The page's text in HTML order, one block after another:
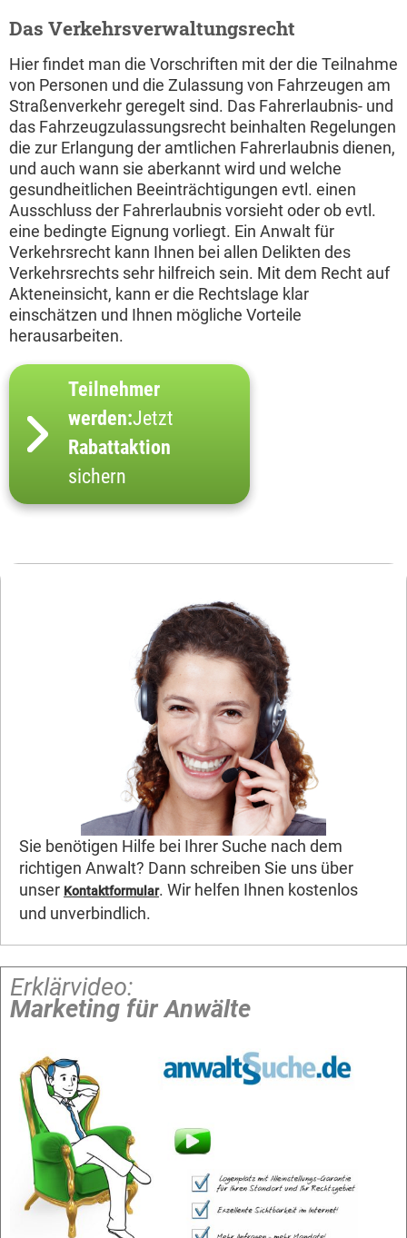
Das Verkehrsverwaltungsrecht
Hier findet man die Vorschriften mit der die Teilnahme
von Personen und die Zulassung von Fahrzeugen am
Straßenverkehr geregelt sind. Das Fahrerlaubnis- und
das Fahrzeugzulassungsrecht beinhalten Regelungen
die zur Erlangung der amtlichen Fahrerlaubnis dienen,
und auch wann sie aberkannt wird und welche
gesundheitlichen Beeinträchtigungen evtl. einen
Ausschluss der Fahrerlaubnis vorsieht oder ob evtl.
eine bedingte Eignung vorliegt. Ein Anwalt für
Verkehrsrecht kann Ihnen bei allen Delikten des
Verkehrsrechts sehr hilfreich sein. Mit dem Recht auf
Akteneinsicht, kann er die Rechtslage klar
einschätzen und Ihnen mögliche Vorteile
herausarbeiten.
Teilnehmer
werden:Jetzt
Rabattaktion
sichern
Sie benötigen Hilfe bei Ihrer Suche nach dem
richtigen Anwalt? Dann schreiben Sie uns über
unser Kontaktformular. Wir helfen Ihnen kostenlos
und unverbindlich.
Erklärvideo:
Marketing für Anwälte